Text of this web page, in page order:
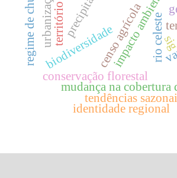
conservação florestal
impacto ambiental
censo agrícola
biodiversidade
mudança na cobertura
rio celeste
regime de chuva
tendências
território
identidade regional
urbanização